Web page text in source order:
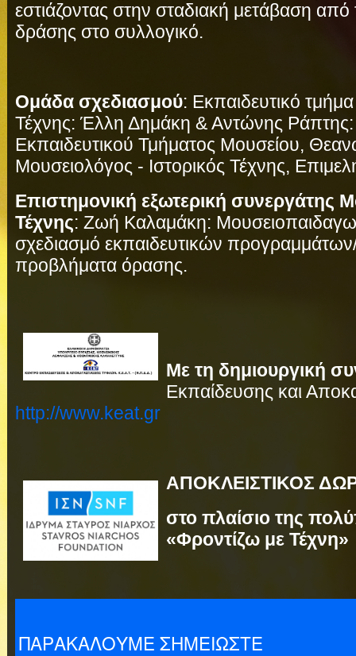
εστιάζοντας στην σταδιακή μετάβαση από
δράσης στο συλλογικό.
Ομάδα σχεδιασμού: Εκπαιδευτικό
Τέχνης: Έλλη Δημάκη & Αντώνης Ράπτης:
Εκπαιδευτικού Τμήματος Μουσείου,
Μουσειολόγος - Ιστορικός Τέχνης,
Επιστημονική εξωτερική συνεργάτης
Τέχνης: Ζωή Καλαμάκη:
σχεδιασμό εκπαιδευτικών
προβλήματα όρασης.
Με τη δημιουργική
Εκπαίδευσης και
http://www.keat.gr
ΑΠΟΚΛΕΙΣΤΙΚΟΣ
στο πλαίσιο της
«Φροντίζω με Τέχνη»
ΠΑΡΑΚΑΛΟΥΜΕ ΣΗΜΕΙΩΣΤΕ